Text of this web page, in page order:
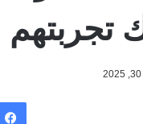
تجربتهم